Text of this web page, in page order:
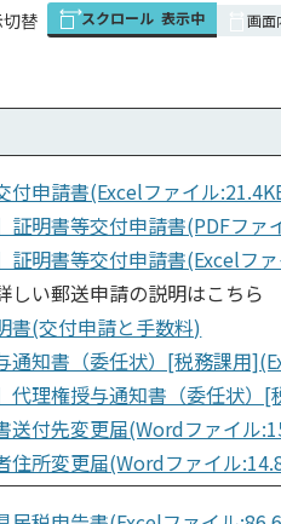
替 スクロール 表示中 画面
付申請書(Excelファイル
証明書等交付申請書(PDFファ
証明書等交付申請書(Excelファ
しい郵送申請の説明はこちら
書(交付申請と手数料)
通知書（委任状）[税務課用
代理権授与通知書（委任状）[
送付先変更届(Wordファイル
住所変更届(Wordファイル